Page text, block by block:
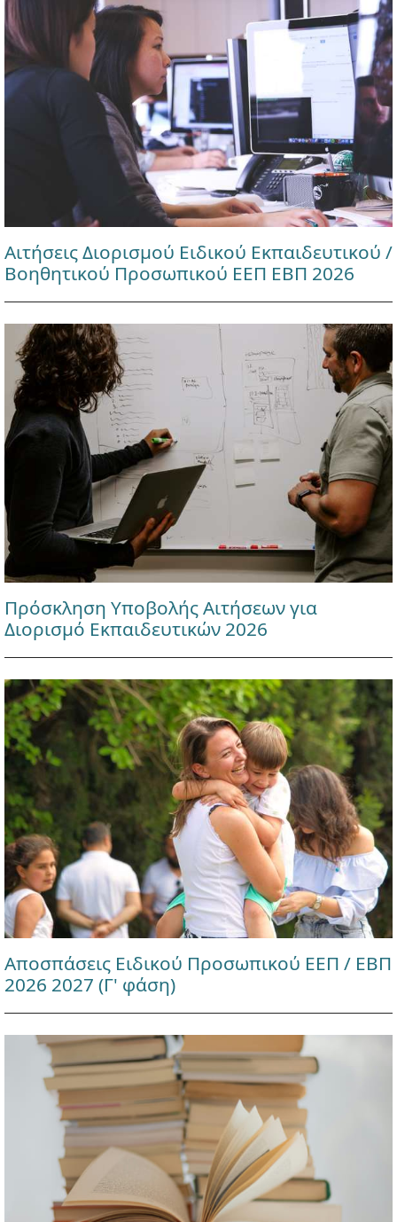
Αιτήσεις Διορισμού Ειδικού Εκπαιδευτικού /
Βοηθητικού Προσωπικού ΕΕΠ ΕΒΠ 2026
Πρόσκληση Υποβολής Αιτήσεων για
Διορισμό Εκπαιδευτικών 2026
Αποσπάσεις Ειδικού Προσωπικού ΕΕΠ / ΕΒΠ
2026 2027 (Γ' φάση)